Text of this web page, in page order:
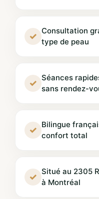
✓
Consultation
type de peau
✓
Séances
sans rendez-
✓
Bilingue
confort total
✓
Situé au 2305
à Montréal